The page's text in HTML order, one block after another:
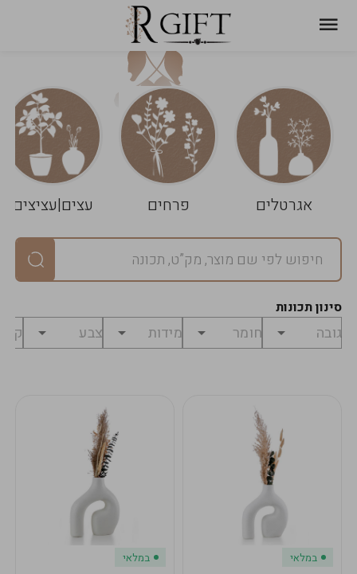
אגרטלים פרחים עצים|עציצים
סינון תכונות
במלאי במלאי
עגלת
שלך
ניקוי
הסל
במארז
מחיר
לפני
₪0
לתשלום